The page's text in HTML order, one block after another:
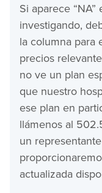
Si aparece
investigando,
la columna para
precios
no ve un plan
que nuestro
ese plan en
llámenos al
un
actualizada